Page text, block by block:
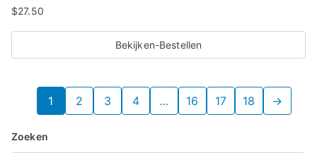
$27.50
Bekijken-Bestellen
1 2 3 4 … 16 17 18 →
Zoeken